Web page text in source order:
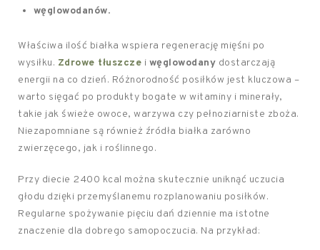
węglowodanów.
Właściwa ilość białka wspiera regenerację mięśni po
wysiłku. Zdrowe tłuszcze i węglowodany dostarczają
energii na co dzień. Różnorodność posiłków jest kluczowa –
warto sięgać po produkty bogate w witaminy i minerały,
takie jak świeże owoce, warzywa czy pełnoziarniste zboża.
Niezapomniane są również źródła białka zarówno
zwierzęcego, jak i roślinnego.
Przy diecie 2400 kcal można skutecznie uniknąć uczucia
głodu dzięki przemyślanemu rozplanowaniu posiłków.
Regularne spożywanie pięciu dań dziennie ma istotne
znaczenie dla dobrego samopoczucia. Na przykład: